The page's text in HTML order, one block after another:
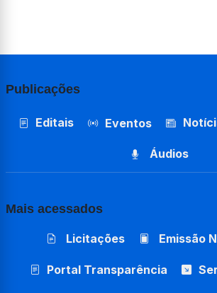
Publicações
Editais Eventos
Áudios
Mais acessados
Licitações Emissão
Portal Transparência